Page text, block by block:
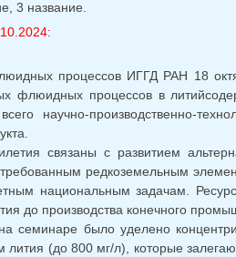
3 название.
процессов ИГГД РАН 18
флюидных процессов в
научно-производственно-
связаны с развитием
редкоземельным
национальным задачам.
до производства конечного
семинаре было уделено
лития (до 800 мг/л), которые